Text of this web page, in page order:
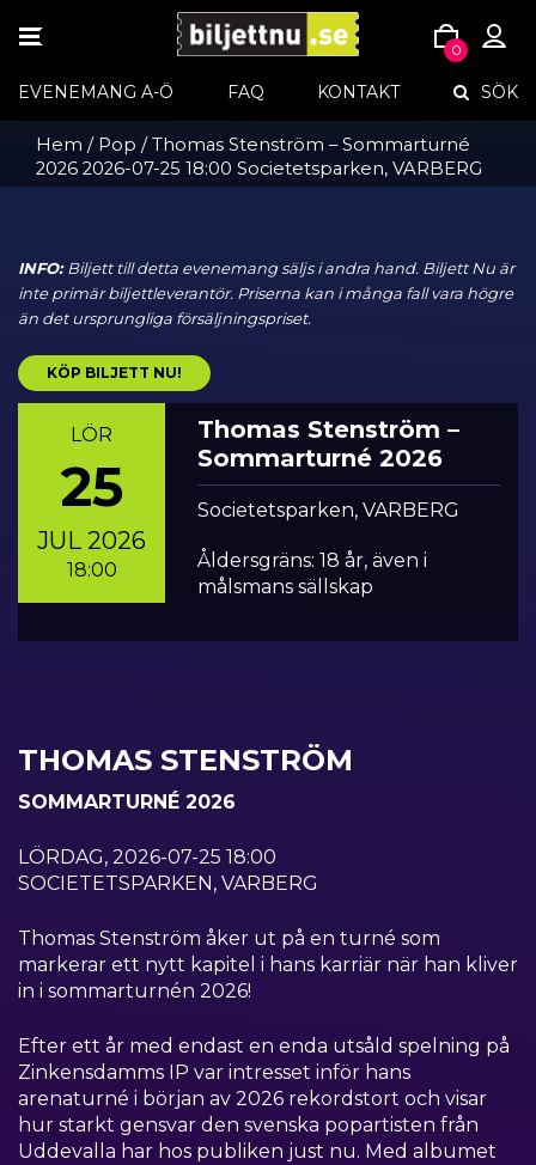
to
content
TOGGLE
0
EVENEMANG A-Ö FAQ KONTAKT SÖK
Hem / Pop / Thomas Stenström – Sommarturné
2026 2026-07-25 18:00 Societetsparken, VARBERG
INFO:Biljett till detta evenemang säljs i andra hand. Biljett Nu är
inte primär biljettleverantör. Priserna kan i många fall vara högre
än det ursprungliga försäljningspriset.
KÖP BILJETT NU!
LÖR
25
JUL 2026
18:00
Thomas Stenström –
Sommarturné 2026
Societetsparken, VARBERG
Åldersgräns: 18 år, även i
målsmans sällskap
THOMAS STENSTRÖM
SOMMARTURNÉ 2026
LÖRDAG, 2026-07-25 18:00
SOCIETETSPARKEN, VARBERG
Thomas Stenström åker ut på en turné som
markerar ett nytt kapitel i hans karriär när han kliver
in i sommarturnén 2026!
Efter ett år med endast en enda utsåld spelning på
Zinkensdamms IP var intresset inför hans
arenaturné i början av 2026 rekordstort och visar
hur starkt gensvar den svenska popartisten från
Uddevalla har hos publiken just nu. Med albumet